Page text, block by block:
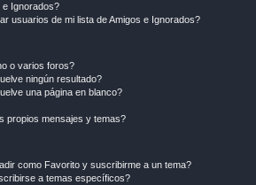
e Ignorados?
usuarios de mi lista de Amigos e Ignorados?
o varios foros?
ningún resultado?
una página en blanco?
propios mensajes y temas?
como Favorito y suscribirme a un tema?
a temas específicos?